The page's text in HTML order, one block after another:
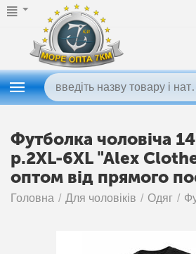
Футболка чоловіча
р.2XL-6XL "Alex
оптом від прямого
Головна / Для чоловіків / Одяг /